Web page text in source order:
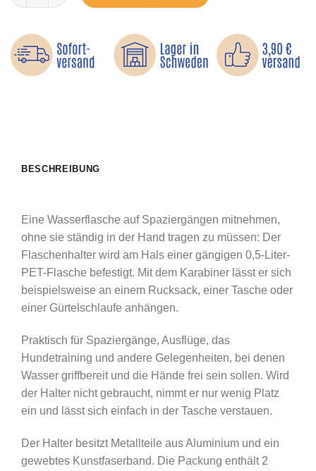
BESCHREIBUNG
Eine Wasserflasche auf Spaziergängen mitnehmen,
ohne sie ständig in der Hand tragen zu müssen: Der
Flaschenhalter wird am Hals einer gängigen 0,5-Liter-
PET-Flasche befestigt. Mit dem Karabiner lässt er sich
beispielsweise an einem Rucksack, einer Tasche oder
einer Gürtelschlaufe anhängen.
Praktisch für Spaziergänge, Ausflüge, das
Hundetraining und andere Gelegenheiten, bei denen
Wasser griffbereit und die Hände frei sein sollen. Wird
der Halter nicht gebraucht, nimmt er nur wenig Platz
ein und lässt sich einfach in der Tasche verstauen.
Der Halter besitzt Metallteile aus Aluminium und ein
gewebtes Kunstfaserband. Die Packung enthält 2